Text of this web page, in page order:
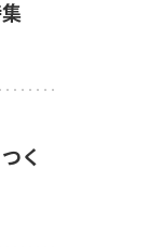
く